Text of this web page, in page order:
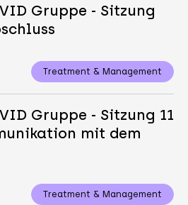
Gruppe - Sitzung
Treatment & Management
Gruppe - Sitzung 11
mit dem
Treatment & Management